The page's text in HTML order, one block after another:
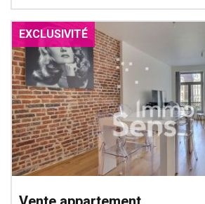
EXCLUSIVITÉ